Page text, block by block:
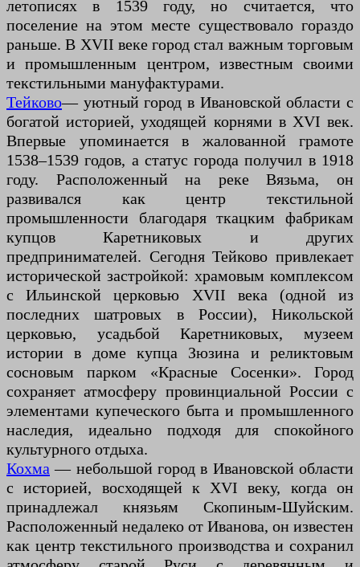
летописях в 1539 году, но считается, что
поселение на этом месте существовало гораздо
раньше. В XVII веке город стал важным торговым
и промышленным центром, известным своими
текстильными мануфактурами.
Тейково— уютный город в Ивановской области с
богатой историей, уходящей корнями в XVI век.
Впервые упоминается в жалованной грамоте
1538–1539 годов, а статус города получил в 1918
году. Расположенный на реке Вязьма, он
развивался как центр текстильной
промышленности благодаря ткацким фабрикам
купцов Каретниковых и других
предпринимателей. Сегодня Тейково привлекает
исторической застройкой: храмовым комплексом
с Ильинской церковью XVII века (одной из
последних шатровых в России), Никольской
церковью, усадьбой Каретниковых, музеем
истории в доме купца Зюзина и реликтовым
сосновым парком «Красные Сосенки». Город
сохраняет атмосферу провинциальной России с
элементами купеческого быта и промышленного
наследия, идеально подходя для спокойного
культурного отдыха.
Кохма — небольшой город в Ивановской области
с историей, восходящей к XVI веку, когда он
принадлежал князьям Скопиным-Шуйским.
Расположенный недалеко от Иванова, он известен
как центр текстильного производства и сохранил